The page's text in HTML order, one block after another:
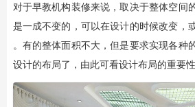
对于早教机构装修来说，取决于整体空间
是一成不变的，可以在设计的时候改变，
。有的整体面积不大，但是要求实现各种
设计的布局了，由此可看设计布局的重要性